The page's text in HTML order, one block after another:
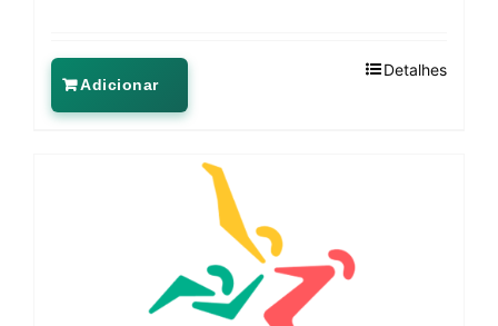
Adicionar
Detalhes